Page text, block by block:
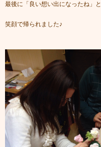
最後に「良い想い出になったね」と
笑顔で帰られました♪